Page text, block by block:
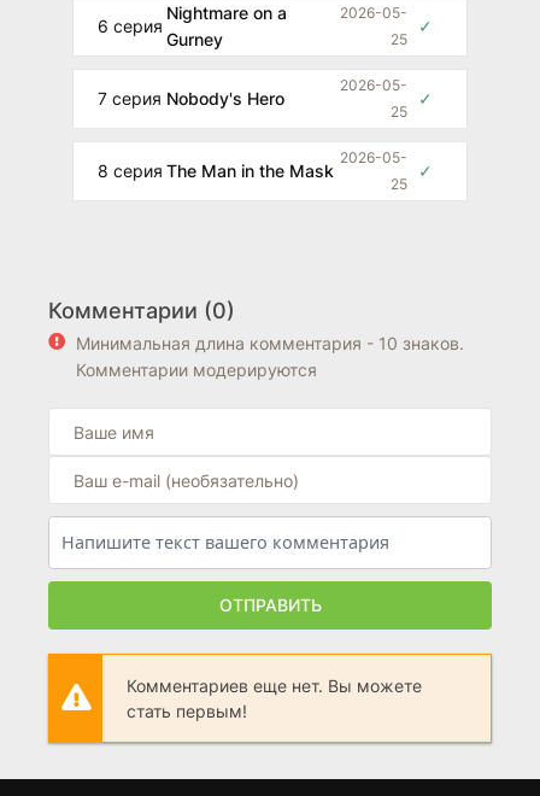
6 серия
Nightmare on a
Gurney
2026-05-
25
✓
7 серия Nobody's Hero
2026-05-
25
✓
8 серия The Man in the Mask
2026-05-
25
✓
Комментарии (0)
Минимальная длина комментария - 10 знаков.
Комментарии модерируются
ОТПРАВИТЬ
Комментариев еще нет. Вы можете
стать первым!